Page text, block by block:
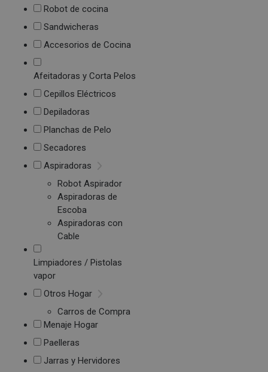
Robot de cocina
Sandwicheras
Accesorios de Cocina
Afeitadoras y Corta Pelos
Cepillos Eléctricos
Depiladoras
Planchas de Pelo
Secadores
Aspiradoras
Robot Aspirador
Aspiradoras de
Escoba
Aspiradoras con
Cable
Limpiadores / Pistolas
vapor
Otros Hogar
Carros de Compra
Menaje Hogar
Paelleras
Jarras y Hervidores